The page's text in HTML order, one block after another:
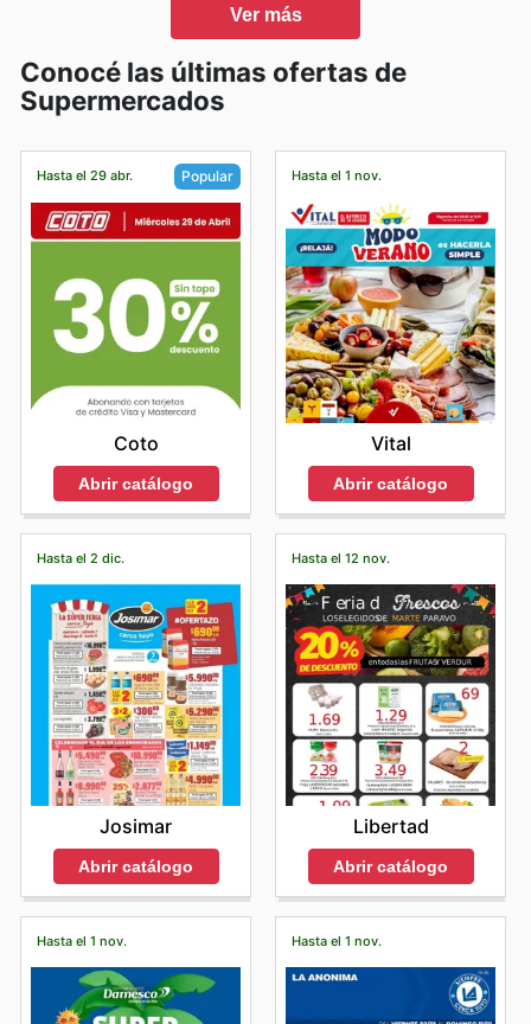
Ver más
Conocé las últimas ofertas de
Supermercados
Hasta el 29 abr. Popular
Coto
Abrir catálogo
Hasta el 1 nov.
Vital
Abrir catálogo
Hasta el 2 dic.
Josimar
Abrir catálogo
Hasta el 12 nov.
Libertad
Abrir catálogo
Hasta el 1 nov. Hasta el 1 nov.